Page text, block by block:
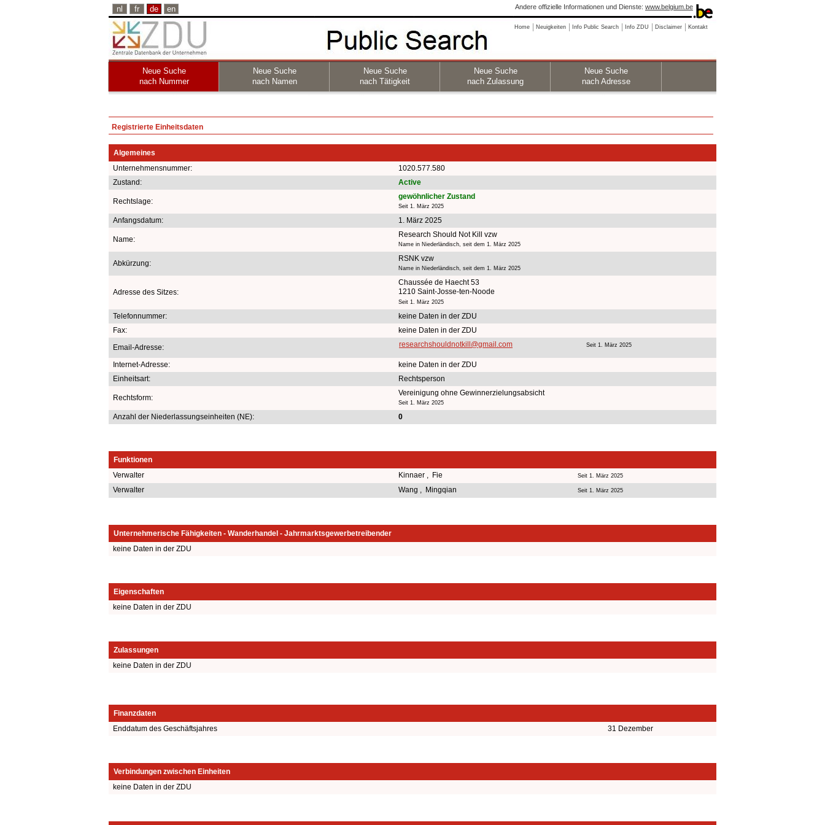
nl fr de en Andere offizielle Informationen und Dienste: www.belgium.be
Home Neuigkeiten Info Public Search Info ZDU Disclaimer Kontakt
Neue Suche
nach Nummer
Neue Suche
nach Namen
Neue Suche
nach Tätigkeit
Neue Suche
nach Zulassung
Neue Suche
nach Adresse
Registrierte Einheitsdaten
Algemeines
Unternehmensnummer:
1020.577.580
Zustand:
Active
Rechtslage:
gewöhnlicher Zustand
Seit 1. März 2025
Anfangsdatum: 1. März 2025
Name:
Research Should Not Kill vzw
Name in Niederländisch, seit dem 1. März 2025
Abkürzung:
RSNK vzw
Name in Niederländisch, seit dem 1. März 2025
Adresse des Sitzes:
Chaussée de Haecht 53
1210 Saint-Josse-ten-Noode
Seit 1. März 2025
Telefonnummer:
keine Daten in der ZDU
Fax:
keine Daten in der ZDU
Email-Adresse:
researchshouldnotkill@gmail.com Seit 1. März 2025
Internet-Adresse:
keine Daten in der ZDU
Einheitsart:
Rechtsperson
Rechtsform:
Vereinigung ohne Gewinnerzielungsabsicht
Seit 1. März 2025
Anzahl der Niederlassungseinheiten (NE): 0
Funktionen
Verwalter
Kinnaer , Fie Seit 1. März 2025
Verwalter Wang , Mingqian Seit 1. März 2025
Unternehmerische Fähigkeiten - Wanderhandel - Jahrmarktsgewerbetreibender
keine Daten in der ZDU
Eigenschaften
keine Daten in der ZDU
Zulassungen
keine Daten in der ZDU
Finanzdaten
Enddatum des Geschäftsjahres
31 Dezember
Verbindungen zwischen Einheiten
keine Daten in der ZDU